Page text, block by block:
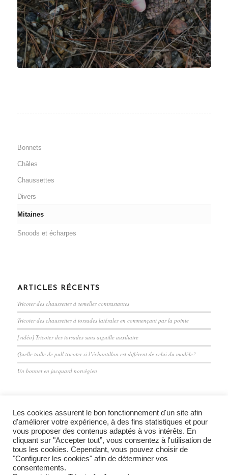
Bonnets
Châles
Chaussettes
Divers
Mitaines
Snoods et écharpes
ARTICLES RÉCENTS
Tricoter des chaussettes à semelles contrastantes
Tricoter des chaussettes à torsades latérales en commençant par la pointe
[vidéo] Tricoter des torsades sans aiguille auxiliaire
Quelle taille de pull tricoter si l’échantillon est différent de celui du modèle?
Un bonnet en jacquard norvégien
Mentions légales et confidentialité
Les cookies assurent le bon fonctionnement d'un site afin
d'améliorer votre expérience, à des fins statistiques et pour
vous proposer des contenus adaptés à vos intérêts. En
cliquant sur "Accepter tout”, vous consentez à l'utilisation de
tous les cookies. Cependant, vous pouvez choisir de
"Configurer les cookies" afin de déterminer vos
consentements.